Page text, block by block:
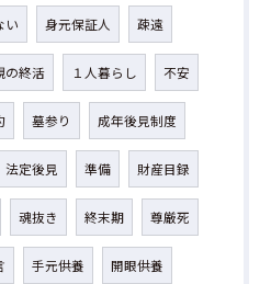
い 身元保証人 疎遠
の終活 １人暮らし 不安
墓参り 成年後見制度
法定後見 準備 財産目録
魂抜き 終末期 尊厳死
手元供養 開眼供養